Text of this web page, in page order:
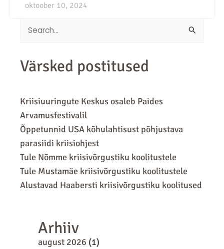
oktoober 10, 2024
Search
Värsked postitused
Kriisiuuringute Keskus osaleb Paides
Arvamusfestivalil
Õppetunnid USA kõhulahtisust põhjustava
parasiidi kriisiohjest
Tule Nõmme kriisivõrgustiku koolitustele
Tule Mustamäe kriisivõrgustiku koolitustele
Alustavad Haabersti kriisivõrgustiku koolitused
Arhiiv
august 2026 (1)